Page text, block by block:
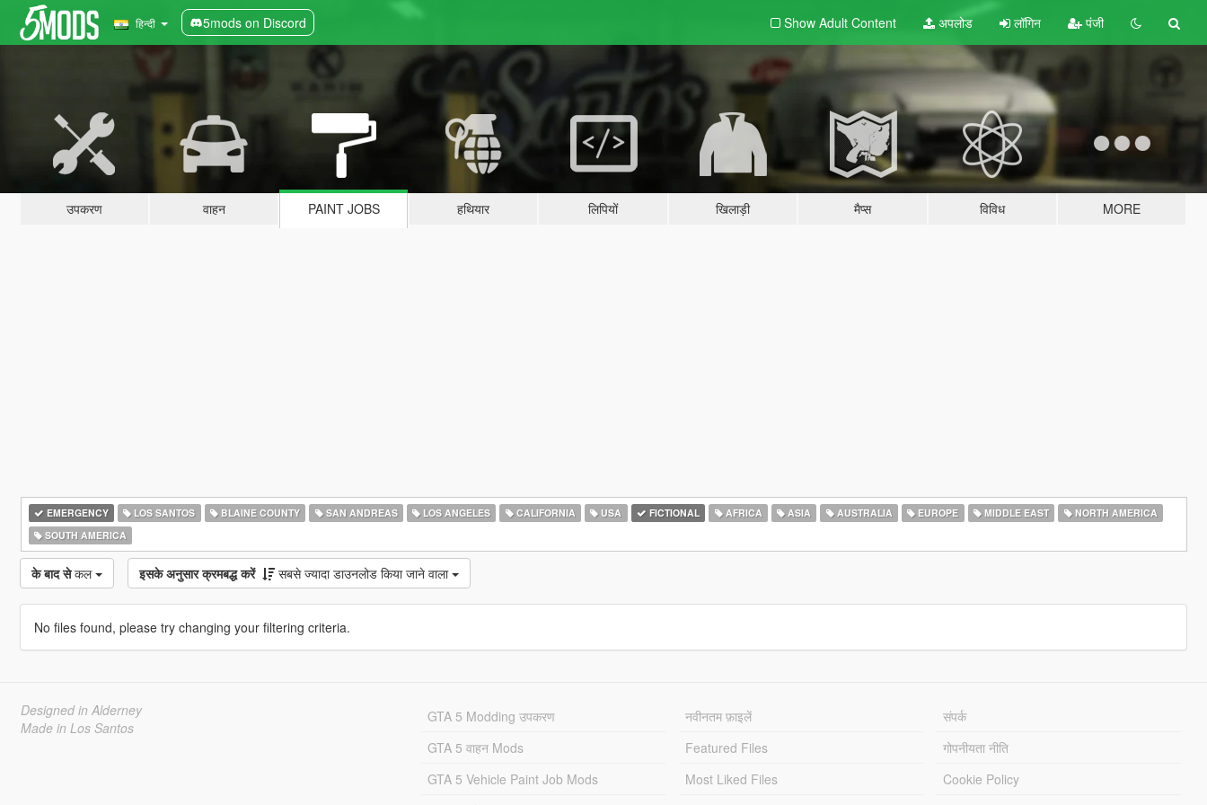
हिन्दी 5mods on Discord Show Adult Content अपलोड लॉगिन पंजी
उपकरण वाहन PAINT JOBS हथियार लिपियों खिलाड़ी मैप्स विविध MORE
EMERGENCY LOS SANTOS BLAINE COUNTY SAN ANDREAS LOS ANGELES CALIFORNIA USA FICTIONAL AFRICA ASIA AUSTRALIA EUROPE MIDDLE EAST
NORTH AMERICA
SOUTH AMERICA
के बाद से कल इसके अनुसार क्रमबद्ध करें सबसे ज्यादा डाउनलोड किया जाने वाला
No files found, please try changing your filtering criteria.
Designed in Alderney
Made in Los Santos
GTA 5 Modding उपकरण
GTA 5 वाहन Mods
GTA 5 Vehicle Paint Job Mods
नवीनतम फ़ाइलें
Featured Files
Most Liked Files
संपर्क
गोपनीयता नीति
Cookie Policy